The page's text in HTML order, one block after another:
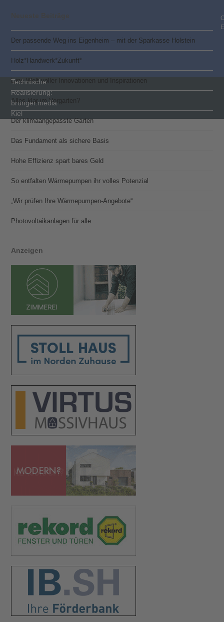
Der passende Weg ins Eigenheim – mit der Sparkasse Holstein
Holz*Handwerk*Zukunft*
Eine Welt voller Innovationen und Inspirationen
Alles klar im Vorgarten?
Der klimaangepasste Garten
Das Fundament als sichere Basis
Hohe Effizienz spart bares Geld
So entfalten Wärmepumpen ihr volles Potenzial
„Wir prüfen Ihre Wärmepumpen-Angebote“
Photovoltaik­­anlagen für alle
Anzeigen
Technische
Realisierung:
brünger.media
Kiel